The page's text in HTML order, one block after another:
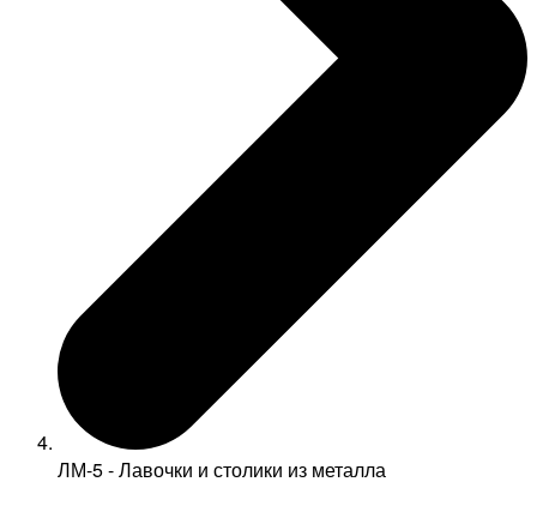
ЛМ-5 - Лавочки и столики из металла